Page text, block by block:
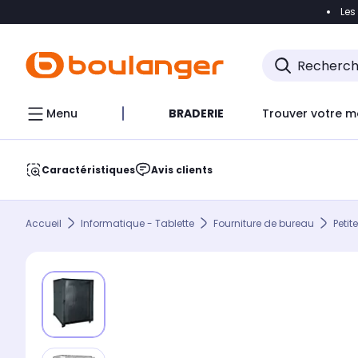
Accéder
Menu BRADERIE Trouver votre
Caractéristiques Avis clients
Accueil Informatique - Tablette Fourniture de bureau